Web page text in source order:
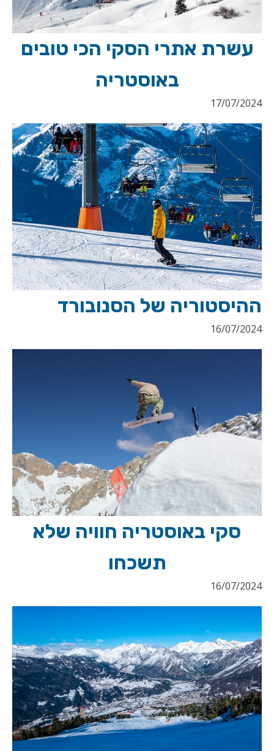
עשרת אתרי הסקי הכי טובים
באוסטריה
17/07/2024
ההיסטוריה של הסנובורד
16/07/2024
סקי באוסטריה חוויה שלא
תשכחו
16/07/2024